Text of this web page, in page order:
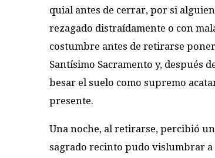
quial antes de cerrar, por si
rezagado­ d­istraídamente o con
costumbre antes de retirarse
Santí­simo Sacramento y, después
besar el suelo como supremo
presente.
Una noche, al retirarse, percibió
sagrado recinto pudo vislumbrar a